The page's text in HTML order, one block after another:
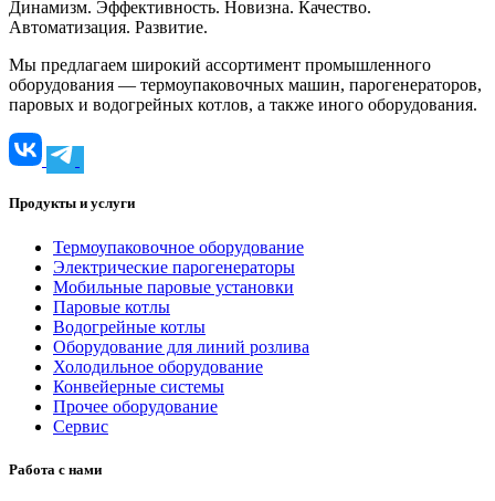
Динамизм. Эффективность. Новизна. Качество.
Автоматизация. Развитие.
Мы предлагаем широкий ассортимент промышленного
оборудования — термоупаковочных машин, парогенераторов,
паровых и водогрейных котлов, а также иного оборудования.
Продукты и услуги
Термоупаковочное оборудование
Электрические парогенераторы
Мобильные паровые установки
Паровые котлы
Водогрейные котлы
Оборудование для линий розлива
Холодильное оборудование
Конвейерные системы
Прочее оборудование
Сервис
Работа с нами